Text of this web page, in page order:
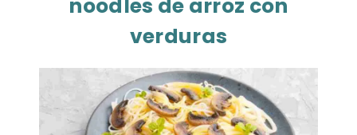
noodles de arroz con
verduras